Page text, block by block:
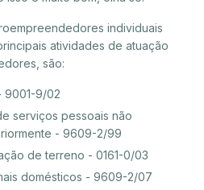
individuais
atividades de atuação
são:
9001-9/02
serviços pessoais não
- 9609-2/99
de terreno - 0161-0/03
domésticos - 9609-2/07